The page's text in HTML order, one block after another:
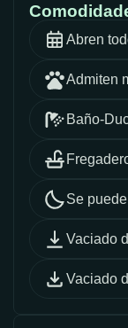
Abren
Admiten
Baño-
Se
Vaciado
Vaciado